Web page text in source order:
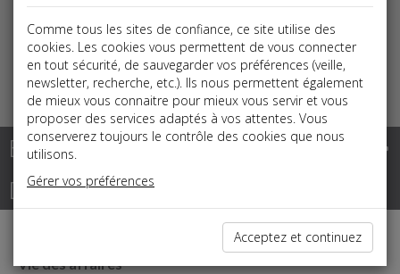
b
j
k
Base documentaire
Dépêches
Vie des affaires
Comme tous les sites de confiance, ce site utilise des
cookies. Les cookies vous permettent de vous connecter
en tout sécurité, de sauvegarder vos préférences (veille,
newsletter, recherche, etc.). Ils nous permettent également
de mieux vous connaitre pour mieux vous servir et vous
proposer des services adaptés à vos attentes. Vous
conserverez toujours le contrôle des cookies que nous
utilisons.
Gérer vos préférences
Acceptez et continuez